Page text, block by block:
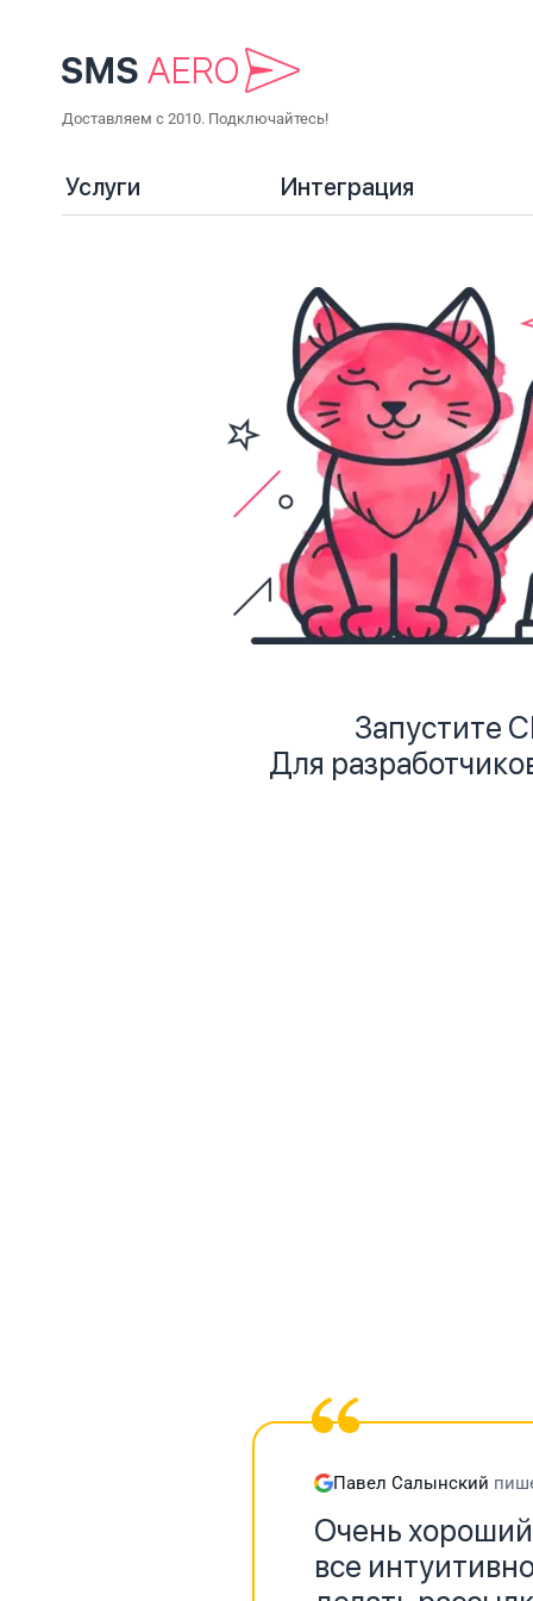
Доставляем с 2010. Подключайтесь!
Услуги Интеграция
Запустите
Для
Павел Салынский
Очень хороший
все